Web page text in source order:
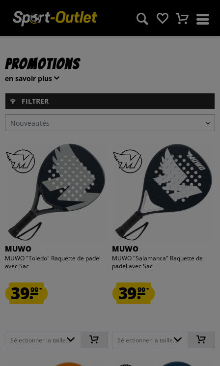
Promotions
en savoir plus
FILTRER
MUWO
MUWO "Toledo" Raquette de padel
avec Sac
39.99*
Sélectionner la taille...
MUWO
MUWO "Salamanca" Raquette de
padel avec Sac
39.99*
Sélectionner la taille...